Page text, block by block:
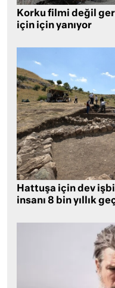
Korku filmi değil
için için yanıyor
Hattuşa için dev
insanı 8 bin yıllık